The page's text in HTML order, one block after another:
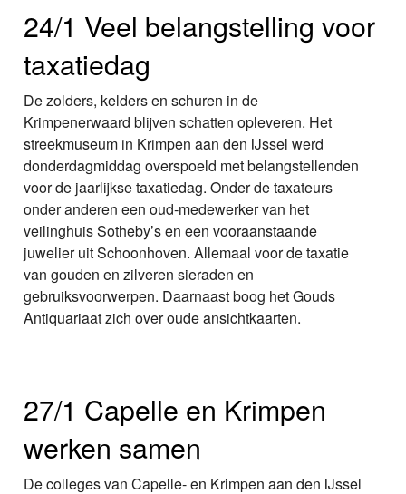
24/1 Veel belangstelling voor
taxatiedag
De zolders, kelders en schuren in de
Krimpenerwaard blijven schatten opleveren. Het
streekmuseum in Krimpen aan den IJssel werd
donderdagmiddag overspoeld met belangstellenden
voor de jaarlijkse taxatiedag. Onder de taxateurs
onder anderen een oud-medewerker van het
veilinghuis Sotheby’s en een vooraanstaande
juwelier uit Schoonhoven. Allemaal voor de taxatie
van gouden en zilveren sieraden en
gebruiksvoorwerpen. Daarnaast boog het Gouds
Antiquariaat zich over oude ansichtkaarten.
27/1 Capelle en Krimpen
werken samen
De colleges van Capelle- en Krimpen aan den IJssel